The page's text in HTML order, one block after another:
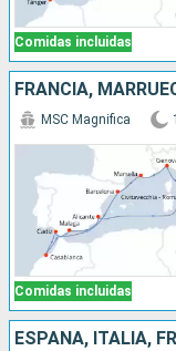
Comidas incluidas
FRANCIA,
Comidas incluidas
MSC Magnifica
ESPAÑA, ITALIA,